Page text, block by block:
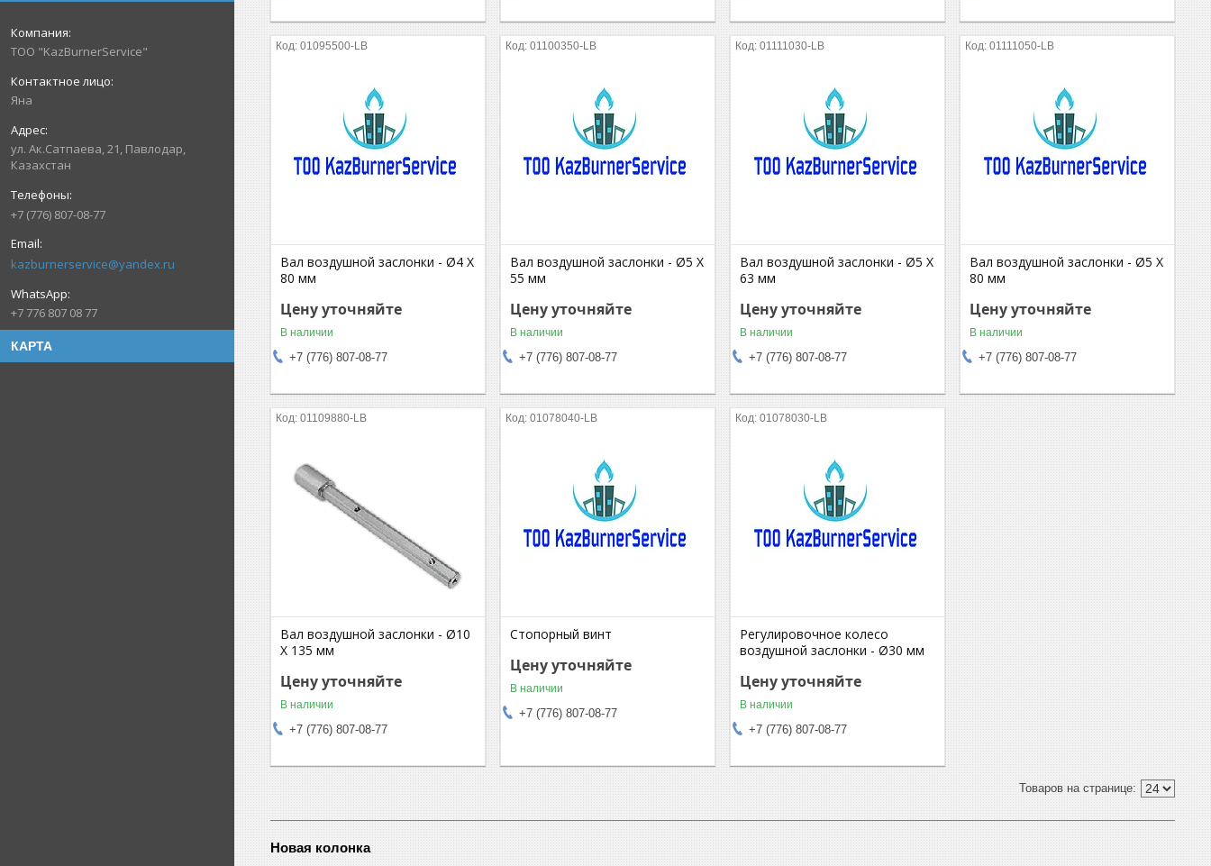
ТОО "KazBurnerService"
Яна
ул. Ак.Сатпаева, 21, Павлодар,
Казахстан
+7 (776) 807-08-77
kazburnerservice@yandex.ru
+7 776 807 08 77
КАРТА
01095500-LB
Вал воздушной заслонки - Ø4 X
80 мм
Цену уточняйте
В наличии
+7 (776) 807-08-77
01100350-LB
Вал воздушной заслонки - Ø5 X
55 мм
Цену уточняйте
В наличии
+7 (776) 807-08-77
01111030-LB
Вал воздушной заслонки - Ø5 X
63 мм
Цену уточняйте
В наличии
+7 (776) 807-08-77
01111050-LB
Вал воздушной заслонки - Ø5 X
80 мм
Цену уточняйте
В наличии
+7 (776) 807-08-77
01109880-LB
Вал воздушной заслонки - Ø10
X 135 мм
Цену уточняйте
В наличии
+7 (776) 807-08-77
01078040-LB
Стопорный винт
Цену уточняйте
В наличии
+7 (776) 807-08-77
01078030-LB
Регулировочное колесо
воздушной заслонки - Ø30 мм
Цену уточняйте
В наличии
+7 (776) 807-08-77
Новая колонка